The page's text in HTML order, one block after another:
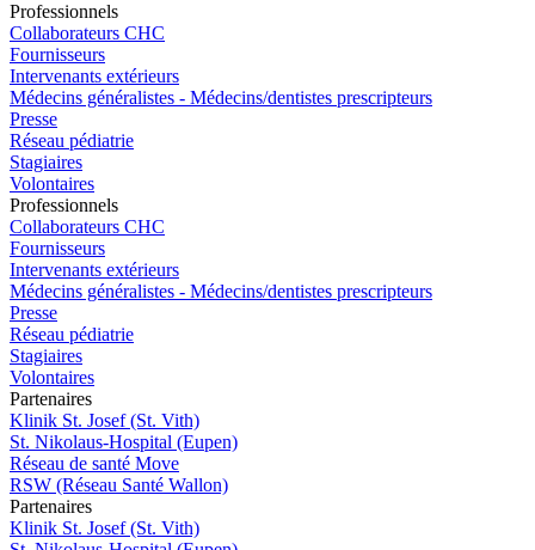
Professionnels
Collaborateurs CHC
Fournisseurs
Intervenants extérieurs
Médecins généralistes - Médecins/dentistes prescripteurs
Presse
Réseau pédiatrie
Stagiaires
Volontaires
Professionnels
Collaborateurs CHC
Fournisseurs
Intervenants extérieurs
Médecins généralistes - Médecins/dentistes prescripteurs
Presse
Réseau pédiatrie
Stagiaires
Volontaires
Partenaires
Klinik St. Josef (St. Vith)
St. Nikolaus-Hospital (Eupen)
Réseau de santé Move
RSW (Réseau Santé Wallon)
Partenaires
Klinik St. Josef (St. Vith)